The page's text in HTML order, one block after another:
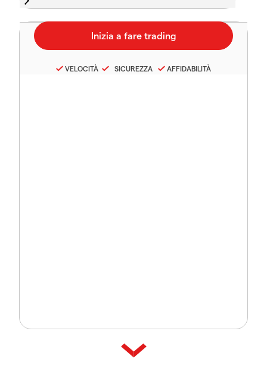
VELOCITÀ SICUREZZA AFFIDABILITÀ